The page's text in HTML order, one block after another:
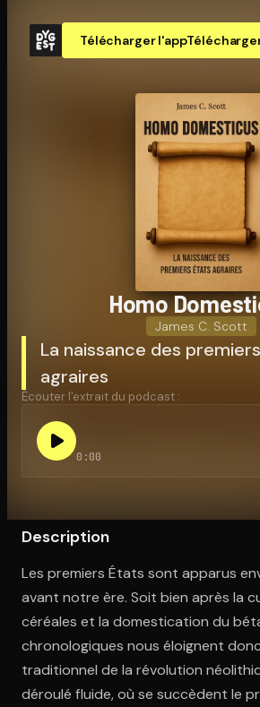
Télécharger l'app
Ouvre l'app Appareil photo, pointe
Homo
James C. Scott
La naissance des
agraires
Écouter l'extrait du podcast :
0:00
Description
Les premiers États sont apparus
avant notre ère. Soit bien après la
céréales et la domestication du
chronologiques nous éloignent
traditionnel de la révolution
déroulé fluide, où se succèdent le